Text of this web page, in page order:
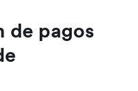
de pagos